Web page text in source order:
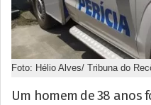
Foto: Hélio Alves/ Tribuna do
Um homem de 38 anos